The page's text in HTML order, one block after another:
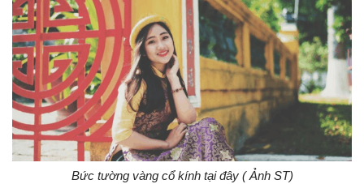
Bức tường vàng cổ kính tại đây ( Ảnh ST)